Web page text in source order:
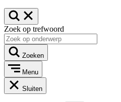
Zoek op trefwoord
Zoeken
Menu
Sluiten